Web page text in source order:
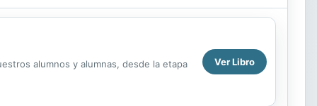
alumnos y alumnas, desde la etapa Ver Libro